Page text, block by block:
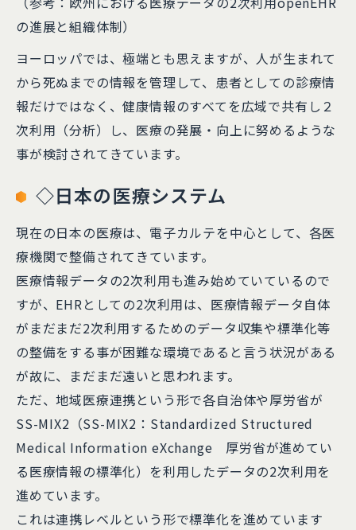
の進展と組織体制）
ヨーロッパでは、極端とも思えますが、人が生まれて
から死ぬまでの情報を管理して、患者としての診療情
報だけではなく、健康情報のすべてを広域で共有し２
次利用（分析）し、医療の発展・向上に努めるような
事が検討されてきています。
◇日本の医療システム
現在の日本の医療は、電子カルテを中心として、各医
療機関で整備されてきています。
医療情報データの2次利用も進み始めていているので
すが、EHRとしての2次利用は、医療情報データ自体
がまだまだ2次利用するためのデータ収集や標準化等
の整備をする事が困難な環境であると言う状況がある
が故に、まだまだ遠いと思われます。
ただ、地域医療連携という形で各自治体や厚労省が
SS-MIX2（SS-MIX2：Standardized Structured
Medical Information eXchange 厚労省が進めてい
る医療情報の標準化）を利用したデータの2次利用を
進めています。
これは連携レベルという形で標準化を進めています